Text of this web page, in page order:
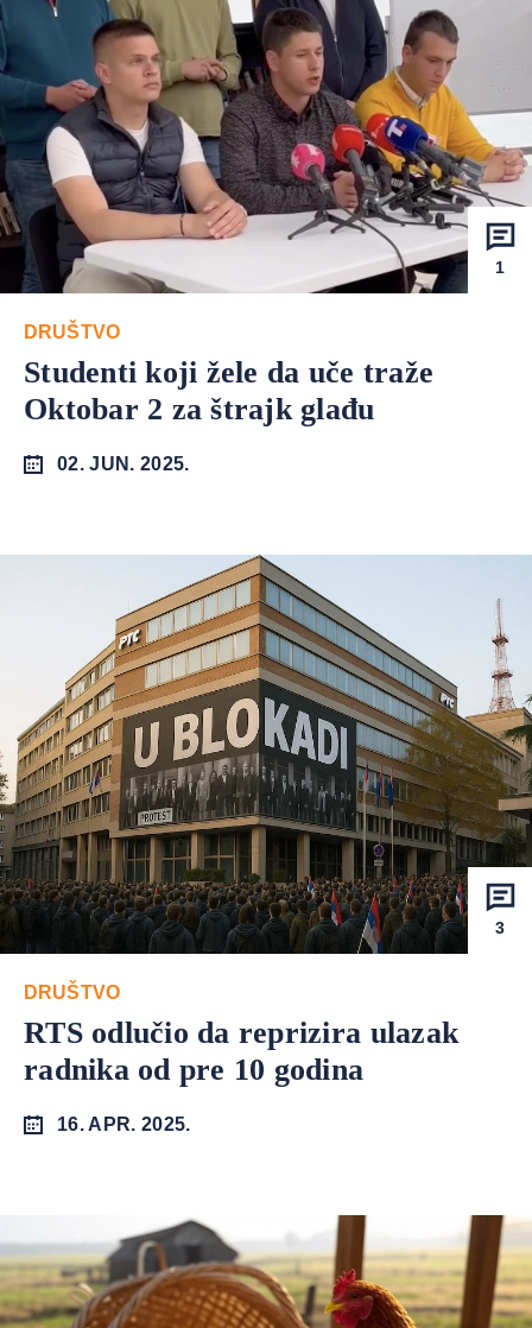
1
DRUŠTVO
Studenti koji žele da uče traže
Oktobar 2 za štrajk glađu
02. JUN. 2025.
3
DRUŠTVO
RTS odlučio da reprizira ulazak
radnika od pre 10 godina
16. APR. 2025.